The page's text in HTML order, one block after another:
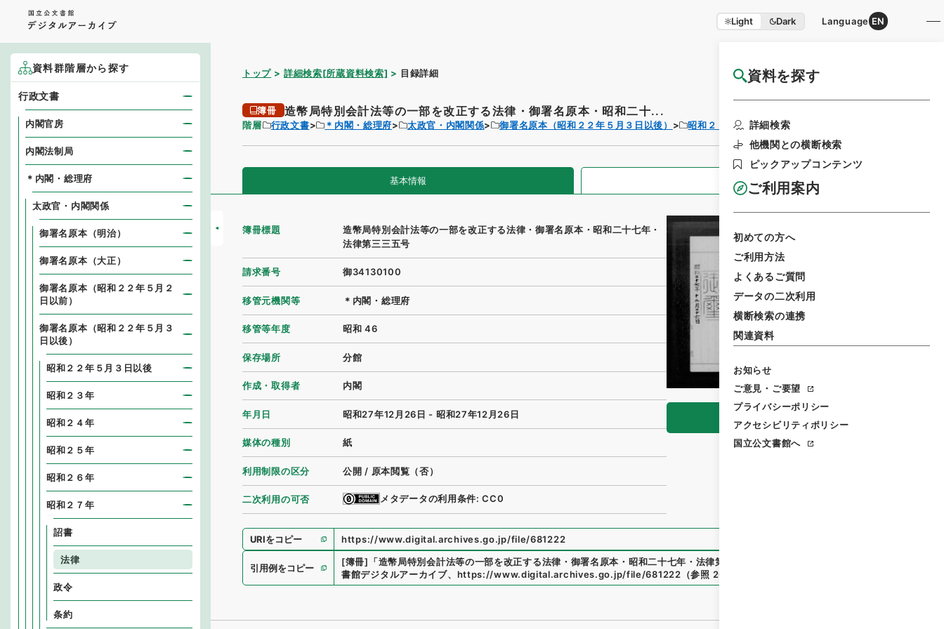
Light Dark Language EN
資料を探す
詳細検索
他機関との横断検索
ピックアップコンテンツ
ご利用案内
初めての方へ
ご利用方法
よくあるご質問
データの二次利用
横断検索の連携
関連資料
お知らせ
ご意見・ご要望
プライバシーポリシー
アクセシビリティポリシー
国立公文書館へ
トップ 詳細検索[所蔵資料検索] 目録詳細 国立公文書館HP利用案内
簿冊 造幣局特別会計法等の一部を改正する法律・御署名原本・昭和二十...
階層 行政文書 ＊内閣・総理府 太政官・内閣関係 御署名原本（昭和２２年５月３日以後） 昭和２７年 法律
基本情報 全ての情報
簿冊標題
造幣局特別会計法等の一部を改正する法律・御署名原本・昭和二十七年・
法律第三三五号
請求番号 御34130100
移管元機関等 ＊内閣・総理府
移管等年度 昭和 46
保存場所 分館
作成・取得者 内閣
年月日 昭和27年12月26日 - 昭和27年12月26日
媒体の種別 紙
利用制限の区分 公開 / 原本閲覧（否）
二次利用の可否 メタデータの利用条件: CC0
URIをコピー https://www.digital.archives.go.jp/file/681222
引用例をコピー
[簿冊] 「造幣局特別会計法等の一部を改正する法律・御署名原本・昭和二十七年・法律第三三五号
書館デジタルアーカイブ、 https://www.digital.archives.go.jp/file/681222 （参照 2026-08-06
資料群階層から探す
行政文書
内閣官房
内閣法制局
＊内閣・総理府
太政官・内閣関係
御署名原本（明治）
御署名原本（大正）
御署名原本（昭和２２年５月２
日以前）
御署名原本（昭和２２年５月３
日以後）
昭和２２年５月３日以後
昭和２３年
昭和２４年
昭和２５年
昭和２６年
昭和２７年
詔書
法律
政令
条約